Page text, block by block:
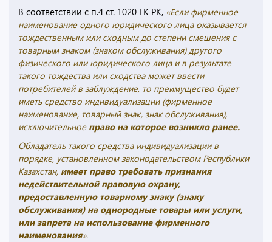
В соответствии с п.4 ст. 1020 ГК РК, «Если фирменное
наименование одного юридического лица оказывается
тождественным или сходным до степени смешения с
товарным знаком (знаком обслуживания) другого
физического или юридического лица и в результате
такого тождества или сходства может ввести
потребителей в заблуждение, то преимущество будет
иметь средство индивидуализации (фирменное
наименование, товарный знак, знак обслуживания),
исключительное право на которое возникло ранее.
Обладатель такого средства индивидуализации в
порядке, установленном законодательством Республики
Казахстан, имеет право требовать признания
недействительной правовую охрану,
предоставленную товарному знаку (знаку
обслуживания) на однородные товары или услуги,
или запрета на использование фирменного
наименования».